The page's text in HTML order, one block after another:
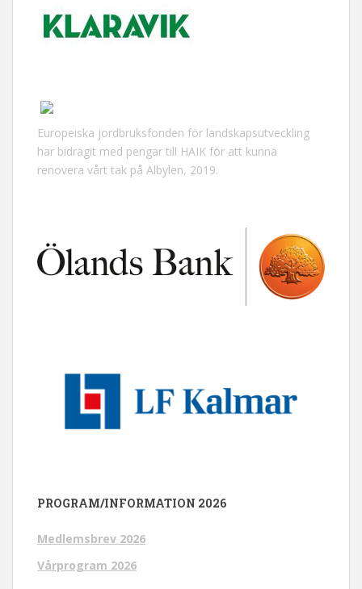
Europeiska jordbruksfonden för landskapsutveckling
har bidragit med pengar till HAIK för att kunna
renovera vårt tak på Albylen, 2019.
PROGRAM/INFORMATION 2026
Medlemsbrev 2026
Vårprogram 2026